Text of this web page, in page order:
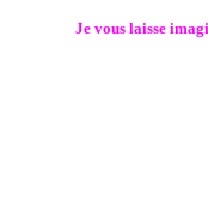
Je vous laisse